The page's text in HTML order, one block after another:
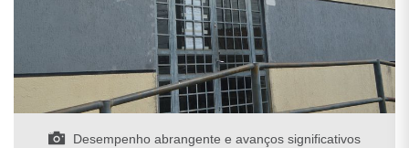
Desempenho abrangente e avanços significativos